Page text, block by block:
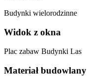
Budynki wielorodzinne
Widok z okna
Plac zabaw Budynki Las
Materiał budowlany